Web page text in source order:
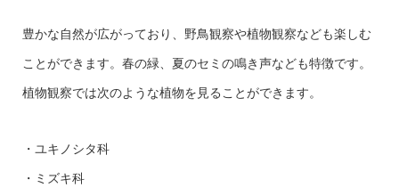
豊かな自然が広がっており、野鳥観察や植物観察なども楽しむ
ことができます。春の緑、夏のセミの鳴き声なども特徴です。
植物観察では次のような植物を見ることができます。
・ユキノシタ科
・ミズキ科